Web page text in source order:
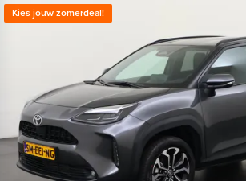
Kies jouw zomerdeal!